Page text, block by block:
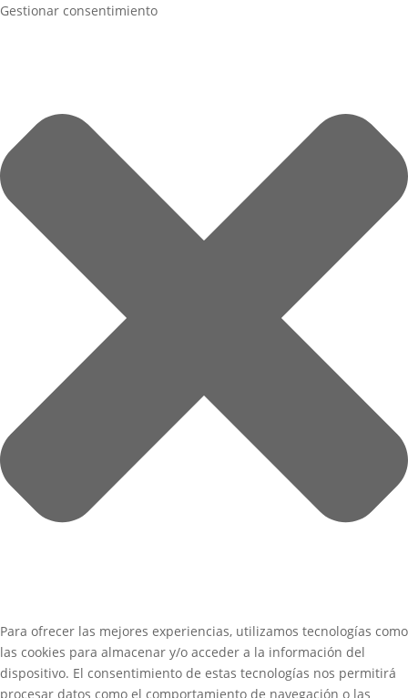
Gestionar consentimiento
Para ofrecer las mejores experiencias, utilizamos tecnologías como
las cookies para almacenar y/o acceder a la información del
dispositivo. El consentimiento de estas tecnologías nos permitirá
procesar datos como el comportamiento de navegación o las